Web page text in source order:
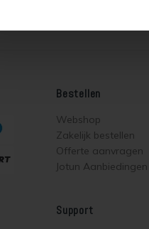
Bestellen
Webshop
Zakelijk bestellen
Offerte aanvragen
Jotun Aanbiedingen
Support